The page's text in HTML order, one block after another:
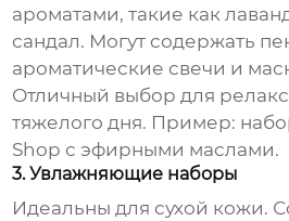
ароматами, такие как
сандал. Могут содержать
ароматические свечи и
Отличный выбор для
тяжелого дня. Пример:
Shop с эфирными маслами.
3. Увлажняющие наборы
Идеальны для сухой кожи.